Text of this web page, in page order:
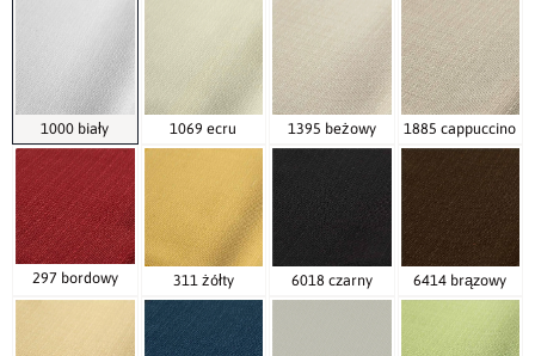
1000 biały 1069 ecru 1395 beżowy 1885 cappuccino
297 bordowy 311 żółty 6018 czarny 6414 brązowy